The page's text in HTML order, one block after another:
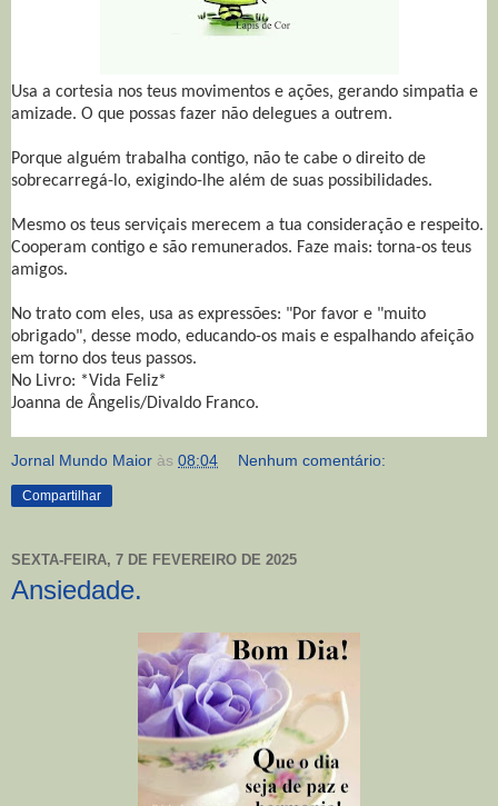
Usa a cortesia nos teus movimentos e ações, gerando simpatia e
amizade. O que possas fazer não delegues a outrem.
Porque alguém trabalha contigo, não te cabe o direito de
sobrecarregá-lo, exigindo-lhe além de suas possibilidades.
Mesmo os teus serviçais merecem a tua consideração e respeito.
Cooperam contigo e são remunerados. Faze mais: torna-os teus
amigos.
No trato com eles, usa as expressões: "Por favor e "muito
obrigado", desse modo, educando-os mais e espalhando afeição
em torno dos teus passos.
No Livro: *Vida Feliz*
Joanna de Ângelis/Divaldo Franco.
Jornal Mundo Maior às 08:04 Nenhum comentário:
Compartilhar
SEXTA-FEIRA, 7 DE FEVEREIRO DE 2025
Ansiedade.